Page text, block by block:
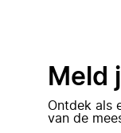
Meld
Ontdek als
van de